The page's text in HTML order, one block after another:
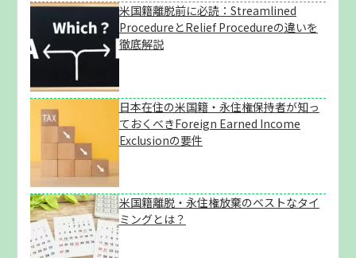
米国籍離脱前に必読：Streamlined
ProcedureとRelief Procedureの違いを
徹底解説
日本在住の米国籍・永住権保持者が知っ
ておくべきForeign Earned Income
Exclusionの要件
米国籍離脱・永住権放棄のベストなタイ
ミングとは？